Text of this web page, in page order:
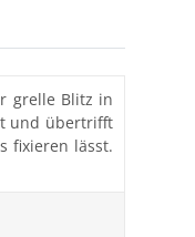
grelle Blitz in
und übertrifft
fixieren lässt.